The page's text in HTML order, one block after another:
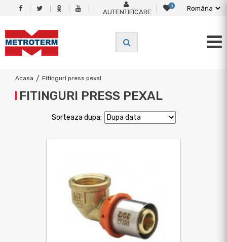
AUTENTIFICARE
0
Acasa / Fitinguri press pexal
FITINGURI PRESS PEXAL
Sorteaza dupa: